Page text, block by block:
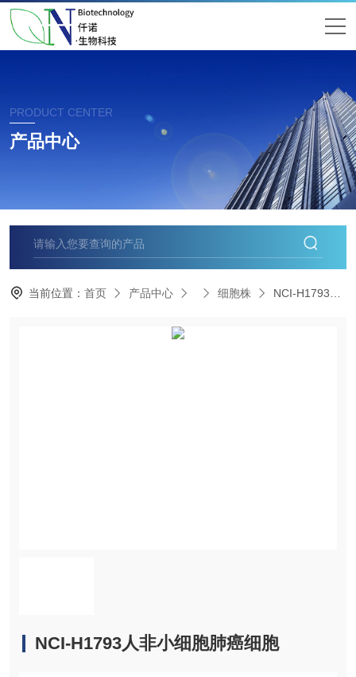
PRODUCT CENTER
产品中心
当前位置： 首页 产品中心 细胞株 NCI-H1793人非小细胞肺癌细胞
NCI-H1793人非小细胞肺癌细胞